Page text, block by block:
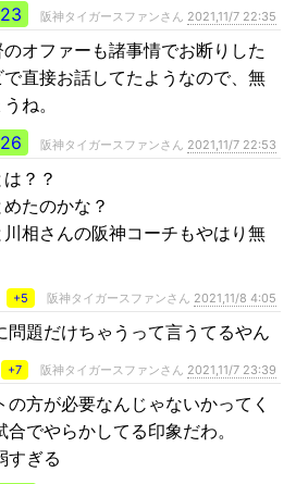
阪神タイガースファンさん 2021,11/7 22:35
オファーも諸事情でお断りした
で直接お話してたようなので、無
ね。
阪神タイガースファンさん 2021,11/7 22:53
？？
たのかな？
川相さんの阪神コーチもやはり無
+5 阪神タイガースファンさん 2021,11/8 4:05
問題だけちゃうって言うてるやん
+7 阪神タイガースファンさん 2021,11/7 23:39
の方が必要なんじゃないかってく
合でやらかしてる印象だわ。
すぎる